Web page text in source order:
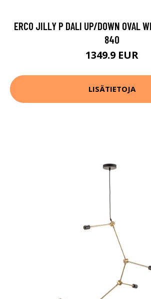
ERCO JILLY P DALI UP/DOWN OVAL
840
1349.9 EUR
LISÄTIETOJA